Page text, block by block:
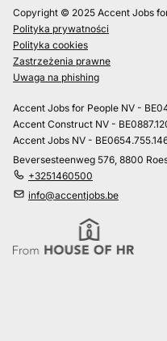
Copyright © 2025 Accent Jobs
Polityka prywatności
Polityka cookies
Zastrzeżenia prawne
Uwaga na phishing
Accent Jobs for People NV -
Accent Construct NV -
Accent Jobs NV -
Beversesteenweg 576, 8800
+3251460500
info@accentjobs.be